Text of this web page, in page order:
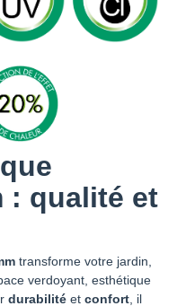
: qualité et
transforme votre jardin,
verdoyant, esthétique
durabilité et confort , il